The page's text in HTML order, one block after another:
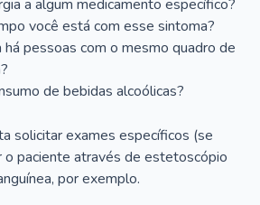
a algum medicamento específico?
você está com esse sintoma?
há pessoas com o mesmo quadro de
de bebidas alcoólicas?
solicitar exames específicos (se
o paciente através de estetoscópio
por exemplo.